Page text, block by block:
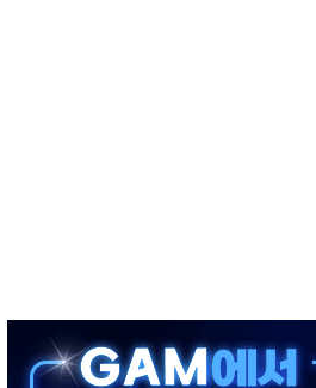
격… 시민들 공포감 극대화 전략
에 홀로 상한가…마진 잔액은 사상 최고
대민 봉사
… 올해 10번째·42일 만 도발
반군·마약카르텔이 습득해 전투 활용
식 물질"
...외국인 노동자 숨져